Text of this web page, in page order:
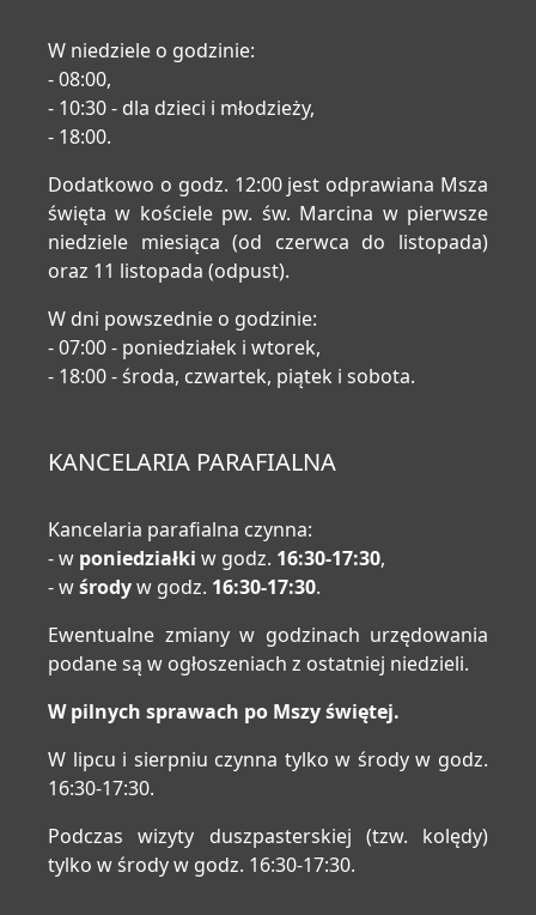
W niedziele o godzinie:
- 08:00,
- 10:30 - dla dzieci i młodzieży,
- 18:00.
Dodatkowo o godz. 12:00 jest odprawiana Msza
święta w kościele pw. św. Marcina w pierwsze
niedziele miesiąca (od czerwca do listopada)
oraz 11 listopada (odpust).
W dni powszednie o godzinie:
- 07:00 - poniedziałek i wtorek,
- 18:00 - środa, czwartek, piątek i sobota.
KANCELARIA PARAFIALNA
Kancelaria parafialna czynna:
- w poniedziałki w godz. 16:30-17:30,
- wśrodyw godz. 16:30-17:30.
Ewentualne zmiany w godzinach urzędowania
podane są w ogłoszeniach z ostatniej niedzieli.
W pilnych sprawach po Mszy świętej.
W lipcu i sierpniu czynna tylko w środy w godz.
16:30-17:30.
Podczas wizyty duszpasterskiej (tzw. kolędy)
tylko w środy w godz. 16:30-17:30.